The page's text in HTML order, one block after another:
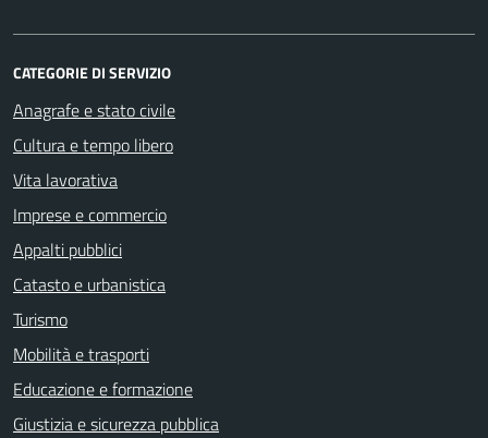
CATEGORIE DI SERVIZIO
Anagrafe e stato civile
Cultura e tempo libero
Vita lavorativa
Imprese e commercio
Appalti pubblici
Catasto e urbanistica
Turismo
Mobilità e trasporti
Educazione e formazione
Giustizia e sicurezza pubblica